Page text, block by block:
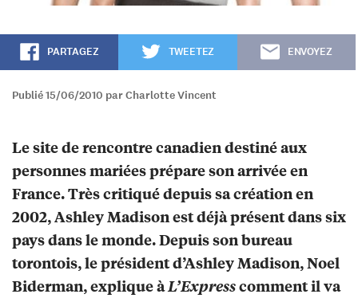
PARTAGEZ TWEETEZ ENVOYEZ
Publié 15/06/2010 par Charlotte Vincent
Le site de rencontre canadien destiné aux
personnes mariées prépare son arrivée en
France. Très critiqué depuis sa création en
2002, Ashley Madison est déjà présent dans six
pays dans le monde. Depuis son bureau
torontois, le président d’Ashley Madison, Noel
Biderman, explique àL’Expresscomment il va